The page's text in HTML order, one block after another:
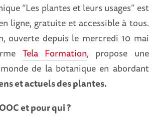
“Les plantes et leurs usages” est
ligne, gratuite et accessible à tous.
ouverte depuis le mercredi 10 mai
Tela Formation, propose une
de la botanique en abordant
et actuels des plantes.
et pour qui ?